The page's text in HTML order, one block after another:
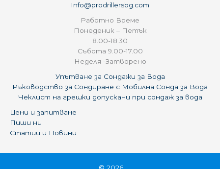
Info@prodrillersbg.com
Работно Време
Понеденик – Петък
8.00-18.30
Събота 9.00-17.00
Неделя -Затворено
Упътване за Сондажи за Вода
Ръководство за Сондиране с Мобилна Сонда за Вода
Чеклист на грешки допускани при сондаж за вода
Цени и запитване
Пиши ни
Статии и Новини
© 2026